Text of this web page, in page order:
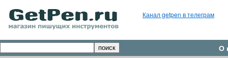
Канал getpen в телеграм
О